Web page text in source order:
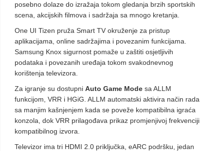
posebno dolaze do izražaja tokom gledanja brzih sportskih
scena, akcijskih filmova i sadržaja sa mnogo kretanja.
One UI Tizen pruža Smart TV okruženje za pristup
aplikacijama, online sadržajima i povezanim funkcijama.
Samsung Knox sigurnost pomaže u zaštiti osjetljivih
podataka i povezanih uređaja tokom svakodnevnog
korištenja televizora.
Za igranje su dostupni Auto Game Mode sa ALLM
funkcijom, VRR i HGiG. ALLM automatski aktivira način rada
sa manjim kašnjenjem kada se poveže kompatibilna igraća
konzola, dok VRR prilagođava prikaz promjenjivoj frekvenciji
kompatibilnog izvora.
Televizor ima tri HDMI 2.0 priključka, eARC podršku, jedan